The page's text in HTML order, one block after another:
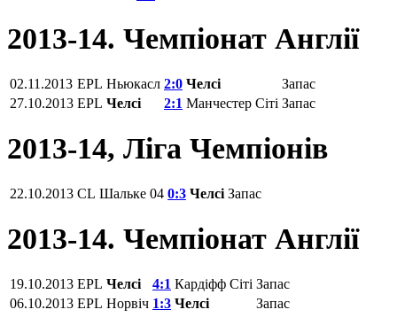
2013-14. Чемпіонат Англії
02.11.2013 EPL Ньюкасл 2:0 Челсі
Запас
27.10.2013 EPL Челсі 2:1 Манчестер Сіті Запас
2013-14, Ліга Чемпіонів
22.10.2013 CL Шальке 04 0:3 Челсі Запас
2013-14. Чемпіонат Англії
19.10.2013 EPL Челсі 4:1 Кардіфф Сіті Запас
06.10.2013 EPL Норвіч 1:3 Челсі Запас